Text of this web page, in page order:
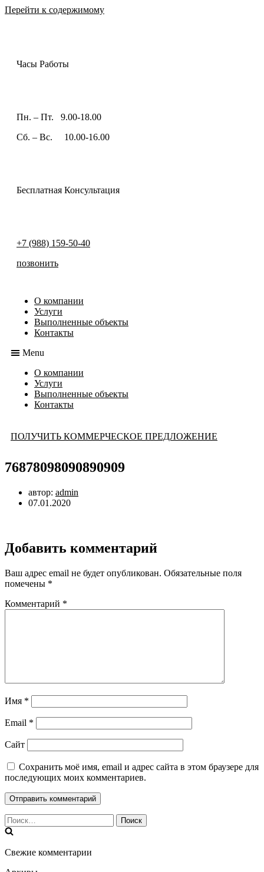
Перейти к содержимому
Часы Работы
Пн. – Пт. 9.00-18.00
Сб. – Вс. 10.00-16.00
Бесплатная Консультация
+7 (988) 159-50-40
позвонить
О компании
Услуги
Выполненные объекты
Контакты
Menu
О компании
Услуги
Выполненные объекты
Контакты
ПОЛУЧИТЬ КОММЕРЧЕСКОЕ ПРЕДЛОЖЕНИЕ
76878098090890909
автор: admin
07.01.2020
Добавить комментарий
Ваш адрес email не будет опубликован. Обязательные поля
помечены *
Комментарий *
Имя *
Email *
Сайт
Сохранить моё имя, email и адрес сайта в этом браузере для
последующих моих комментариев.
Найти:
Свежие комментарии